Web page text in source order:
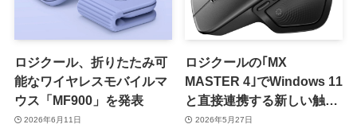
ロジクール、折りたたみ可
能なワイヤレスモバイルマ
ウス「MF900」を発表
2026年6月11日
ロジクールの｢MX
MASTER 4｣でWindows 11
と直接連携する新しい触覚
フィードバック機能が利用
2026年5月27日